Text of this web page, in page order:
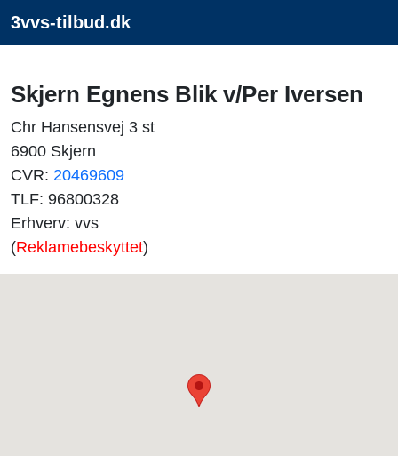
3vvs-tilbud.dk
Skjern Egnens Blik v/Per Iversen
Chr Hansensvej 3 st
6900 Skjern
CVR: 20469609
TLF: 96800328
Erhverv: vvs
(Reklamebeskyttet)